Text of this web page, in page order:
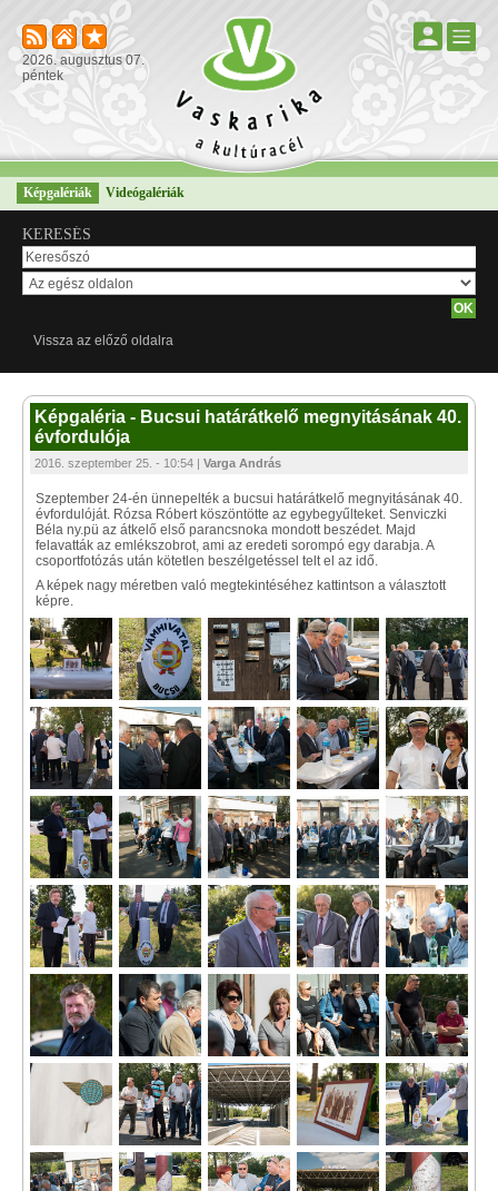
2026. augusztus 07.
péntek
Képgalériák Videógalériák
KERESÉS
Vissza az előző oldalra
Képgaléria - Bucsui határátkelő megnyitásának 40.
évfordulója
2016. szeptember 25. - 10:54 | Varga András
Szeptember 24-én ünnepelték a bucsui határátkelő megnyitásának 40.
évfordulóját. Rózsa Róbert köszöntötte az egybegyűlteket. Senviczki
Béla ny.pü az átkelő első parancsnoka mondott beszédet. Majd
felavatták az emlékszobrot, ami az eredeti sorompó egy darabja. A
csoportfotózás után kötetlen beszélgetéssel telt el az idő.
A képek nagy méretben való megtekintéséhez kattintson a választott
képre.